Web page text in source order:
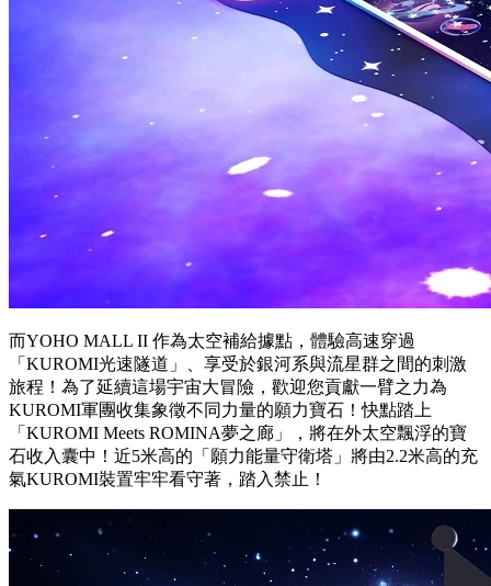
而YOHO MALL II 作為太空補給據點，體驗高速穿過
「 KUROMI光速隧道」、享受於銀河系與流星群之間的刺激
旅程！為了延續這場宇宙大冒險，歡迎您貢獻一臂之力為
KUROMI軍團收集象徵不同力量的願力寶石！快點踏上
「 KUROMI Meets ROMINA夢之廊」，將在外太空飄浮的寶
石收入囊中！近5米高的「願力能量守衛塔」將由2.2米高的充
氣KUROMI裝置牢牢看守著，踏入禁止！